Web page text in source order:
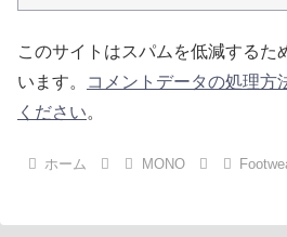
このサイトはスパムを低減するた
います。
コメントデータの処理方
ください。
ホーム MONO